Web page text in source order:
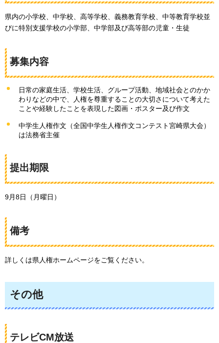
県内の小学校、中学校、高等学校、義務教育学校、中等教育学校並
びに特別支援学校の小学部、中学部及び高等部の児童・生徒
募集内容
日常の家庭生活、学校生活、グループ活動、地域社会とのかか
わりなどの中で、人権を尊重することの大切さについて考えた
ことや経験したことを表現した図画・ポスター及び作文
中学生人権作文（全国中学生人権作文コンテスト宮崎県大会）
は法務省主催
提出期限
9月8日（月曜日）
備考
詳しくは県人権ホームページをご覧ください。
その他
テレビCM放送